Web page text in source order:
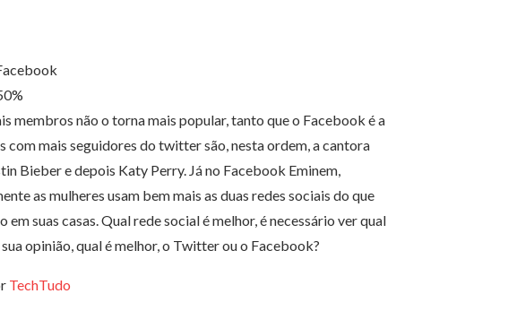
membros não o torna mais popular, tanto que o Facebook é a
com mais seguidores do twitter são, nesta ordem, a cantora
Bieber e depois Katy Perry. Já no Facebook Eminem,
as mulheres usam bem mais as duas redes sociais do que
suas casas. Qual rede social é melhor, é necessário ver qual
opinião, qual é melhor, o Twitter ou o Facebook?
TechTudo